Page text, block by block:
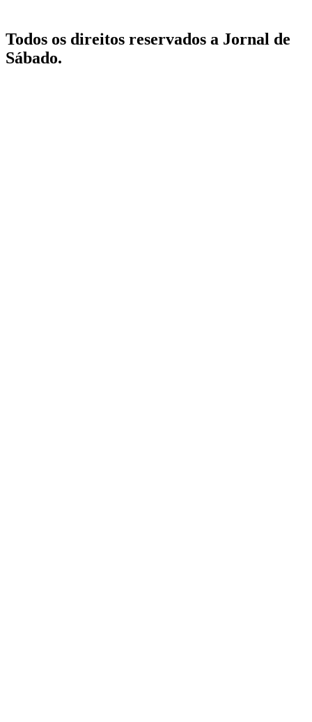
Todos os direitos reservados a Jornal de
Sábado.